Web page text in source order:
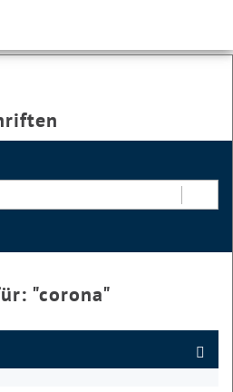
"corona"